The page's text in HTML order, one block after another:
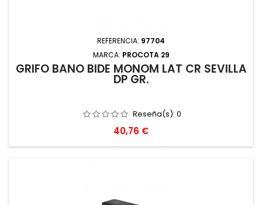
REFERENCIA: 97704
MARCA: PROCOTA 29
GRIFO BAÑO BIDE MONOM LAT CR SEVILLA
DP GR.
Reseña(s): 0
Precio
40,76 €